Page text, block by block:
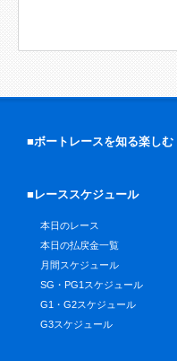
■ボートレースを知る楽しむ
■レーススケジュール
本日のレース
本日の払戻金一覧
月間スケジュール
SG・PG1スケジュール
G1・G2スケジュール
G3スケジュール